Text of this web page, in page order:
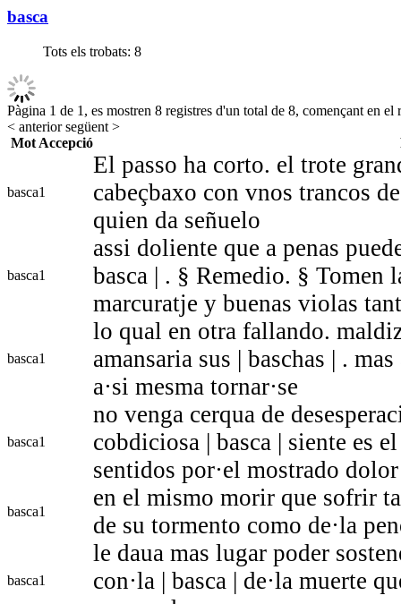
basca
Tots els trobats: 8
Pàgina 1 de 1, es mostren 8 registres d'un total de 8, començant en el
< anteriorsegüent >
Mot Accepció
basca1
El passo ha corto. el trote
cabeçbaxo con vnos trancos
quien da señuelo
basca1
assi doliente que a penas
basca | . § Remedio. § Tomen
marcuratje y buenas violas
basca1
lo qual en otra fallando.
amansaria sus | baschas | .
a·si mesma tornar·se
basca1
no venga cerqua de
cobdiciosa | basca | siente es
sentidos por·el mostrado dolor
basca1
en el mismo morir que sofrir
de su tormento como de·la
basca1
le daua mas lugar poder
con·la | basca | de·la muerte